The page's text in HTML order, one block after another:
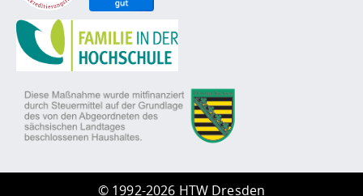
© 1992-2026 HTW Dresden